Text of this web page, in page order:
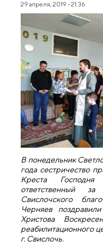
29 апреля, 2019 - 21:36
В понедельник
года сестричество
Креста
ответственный
Свислочского
Черняев
Христова
реабилитационного
г. Свислочь.